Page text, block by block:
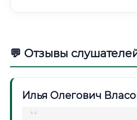
💬 Отзывы
Илья Олегович